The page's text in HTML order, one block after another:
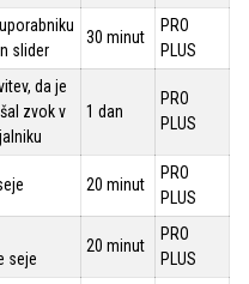
slider
30 minut
PRO
PLUS
da je
zvok v
1 dan
PRO
PLUS
20 minut
PRO
PLUS
seje
20 minut
PRO
PLUS